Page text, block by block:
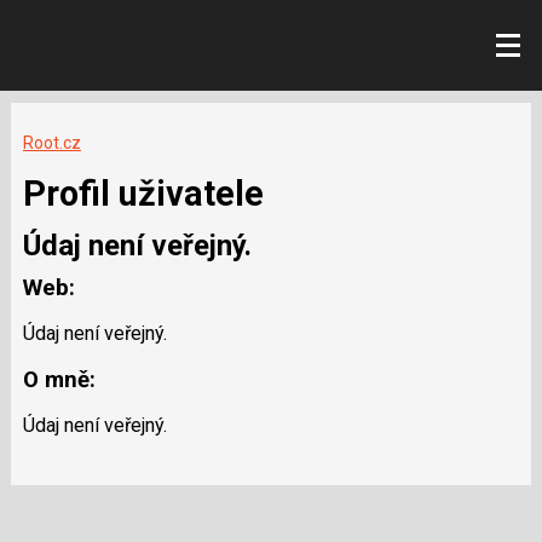
Root.cz
Profil uživatele
Údaj není veřejný.
Web:
Údaj není veřejný.
O mně:
Údaj není veřejný.